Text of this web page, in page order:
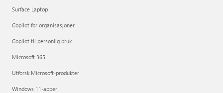
Surface Laptop
Copilot for organisasjoner
Copilot til personlig bruk
Microsoft 365
Utforsk Microsoft-produkter
Windows 11-apper